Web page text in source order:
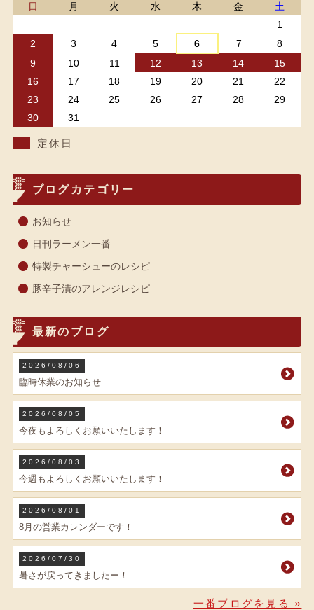
日
月 火 水 木 金
土
1
2
3 4 5 6 7
8
9
10 11 12 13 14
15
16
17 18 19 20 21
22
23
24 25 26 27 28
29
30
31
定休日
ブログカテゴリー
お知らせ
日刊ラーメン一番
特製チャーシューのレシピ
豚辛子漬のアレンジレシピ
最新のブログ
2026/08/06
臨時休業のお知らせ
2026/08/05
今夜もよろしくお願いいたします！
2026/08/03
今週もよろしくお願いいたします！
2026/08/01
8月の営業カレンダーです！
2026/07/30
暑さが戻ってきましたー！
一番ブログを見る »